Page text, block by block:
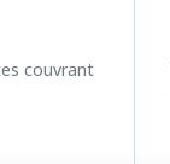
couvrant